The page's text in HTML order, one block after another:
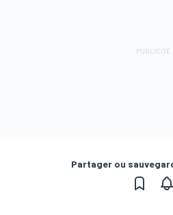
Partager ou